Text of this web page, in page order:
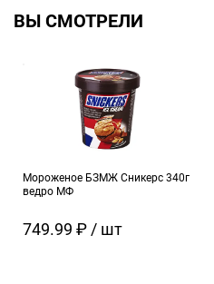
ВЫ СМОТРЕЛИ
Мороженое БЗМЖ Сникерс 340г
ведро МФ
749.99 ₽ / шт